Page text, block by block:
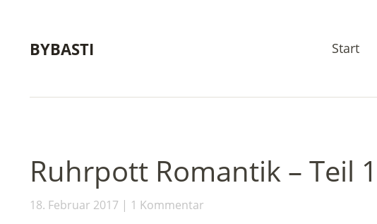
BYBASTI Start
Ruhrpott Romantik – Teil 1
18. Februar 2017 1 Kommentar